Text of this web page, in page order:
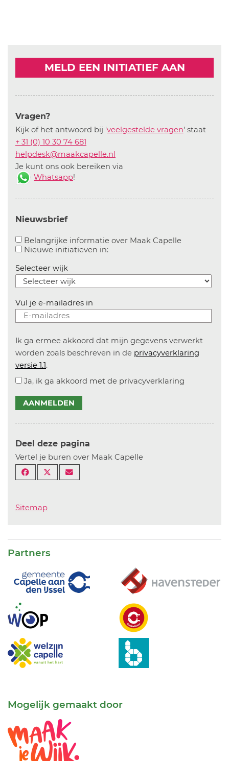
MELD EEN INITIATIEF AAN
Vragen?
Kijk of het antwoord bij 'veelgestelde vragen' staat
+ 31 (0) 10 30 74 681
helpdesk@maakcapelle.nl
Je kunt ons ook bereiken via
Whatsapp!
Nieuwsbrief
Belangrijke informatie over Maak CapelleAanvinken
Nieuwe initiatieven in:Aanvinken om informatie over
Selecteer wijk
Vul je e-mailadres in
Ik ga ermee akkoord dat mijn gegevens verwerkt
worden zoals beschreven in de privacyverklaring
versie 1.1.
Ja, ik ga akkoord met de privacyverklaring
AANMELDEN
Deel deze pagina
Vertel je buren over Maak Capelle
Sitemap
Partners
Mogelijk gemaakt door